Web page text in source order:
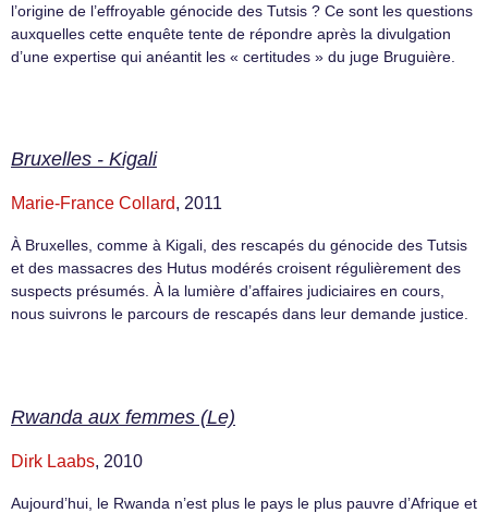
l’origine de l’effroyable génocide des Tutsis ? Ce sont les questions
auxquelles cette enquête tente de répondre après la divulgation
d’une expertise qui anéantit les « certitudes » du juge Bruguière.
Bruxelles - Kigali
Marie-France Collard, 2011
À Bruxelles, comme à Kigali, des rescapés du génocide des Tutsis
et des massacres des Hutus modérés croisent régulièrement des
suspects présumés. À la lumière d’affaires judiciaires en cours,
nous suivrons le parcours de rescapés dans leur demande justice.
Rwanda aux femmes (Le)
Dirk Laabs, 2010
Aujourd’hui, le Rwanda n’est plus le pays le plus pauvre d’Afrique et